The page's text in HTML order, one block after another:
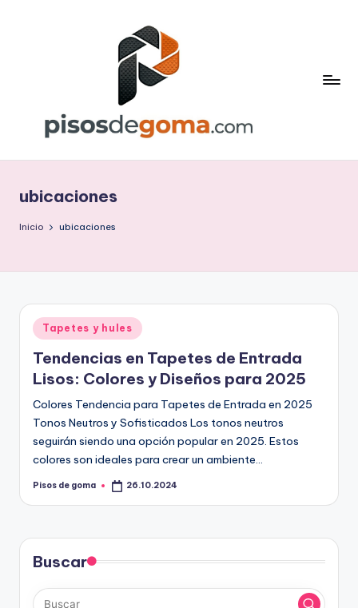
o
s
G
o
m
a
ubicaciones
Inicio ubicaciones
Publicado
en
Tapetes y hules
Tendencias en Tapetes de Entrada
Lisos: Colores y Diseños para 2025
Colores Tendencia para Tapetes de Entrada en 2025
Tonos Neutros y Sofisticados Los tonos neutros
seguirán siendo una opción popular en 2025. Estos
colores son ideales para crear un ambiente…
Publicado
Pisos de goma 26.10.2024
Buscar